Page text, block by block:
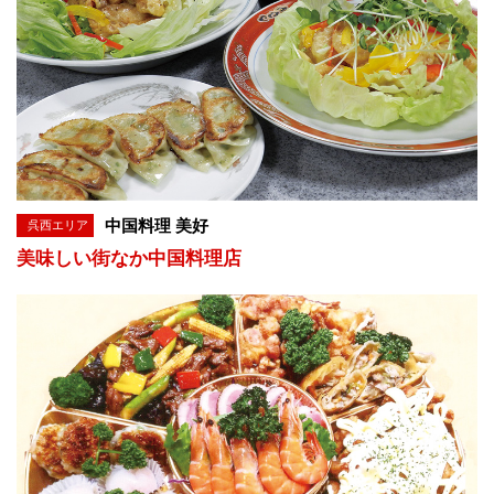
呉西エリア 中国料理 美好
美味しい街なか中国料理店